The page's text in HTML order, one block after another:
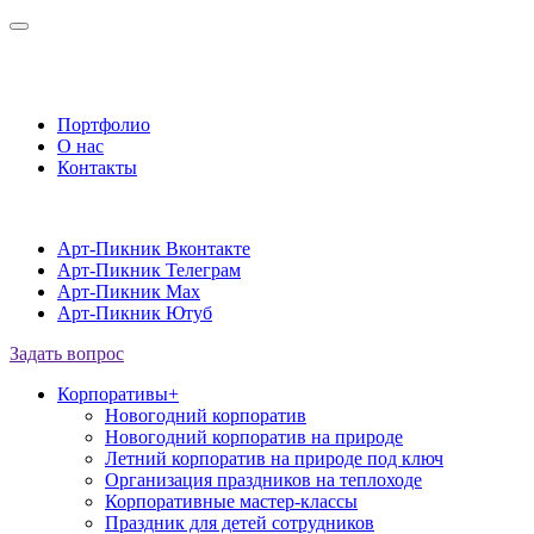
Портфолио
О нас
Контакты
Арт-Пикник Вконтакте
Арт-Пикник Телеграм
Арт-Пикник Max
Арт-Пикник Ютуб
Задать вопрос
Корпоративы+
Новогодний корпоратив
Новогодний корпоратив на природе
Летний корпоратив на природе под ключ
Организация праздников на теплоходе
Корпоративные мастер-классы
Праздник для детей сотрудников